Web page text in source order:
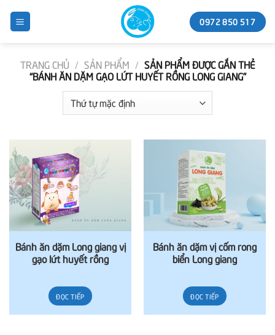
0972 850 517
TRANG CHỦ / SẢN PHẨM / SẢN PHẨM ĐƯỢC GẮN THẺ
“BÁNH ĂN DẶM GẠO LỨT HUYẾT RỒNG LONG GIANG”
Bánh ăn dặm Long giang vị
gạo lứt huyết rồng
ĐỌC TIẾP
Bánh ăn dặm vị cốm rong
biển Long giang
ĐỌC TIẾP